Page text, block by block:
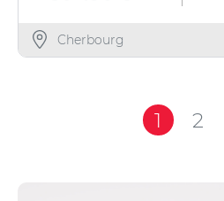
Cherbourg
1 2